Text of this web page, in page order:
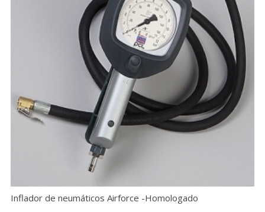
Inflador de neumáticos Airforce -Homologado